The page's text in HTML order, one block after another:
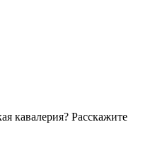
кавалерия? Расскажите